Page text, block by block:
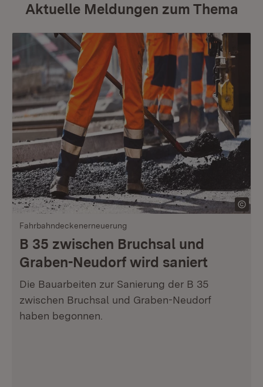
Aktuelle Meldungen zum Thema
Fahrbahndeckenerneuerung
B 35 zwischen Bruchsal und
Graben-Neudorf wird saniert
Die Bauarbeiten zur Sanierung der B 35
zwischen Bruchsal und Graben-Neudorf
haben begonnen.